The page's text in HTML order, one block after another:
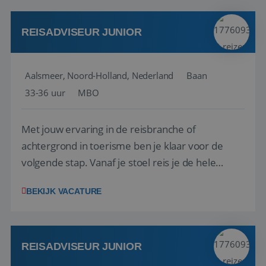
werken: of het nu gaat om vragen ...
REISADVISEUR JUNIOR
Aalsmeer, Noord-Holland, Nederland
Baan
33-36 uur
MBO
Met jouw ervaring in de reisbranche of
achtergrond in toerisme ben je klaar voor de
volgende stap. Vanaf je stoel reis je de hele
wensen van je team, je klant en wat er in de
klanten te overtuigen om die droomreis te
boeken! ...
BEKIJK VACATURE
REISADVISEUR JUNIOR